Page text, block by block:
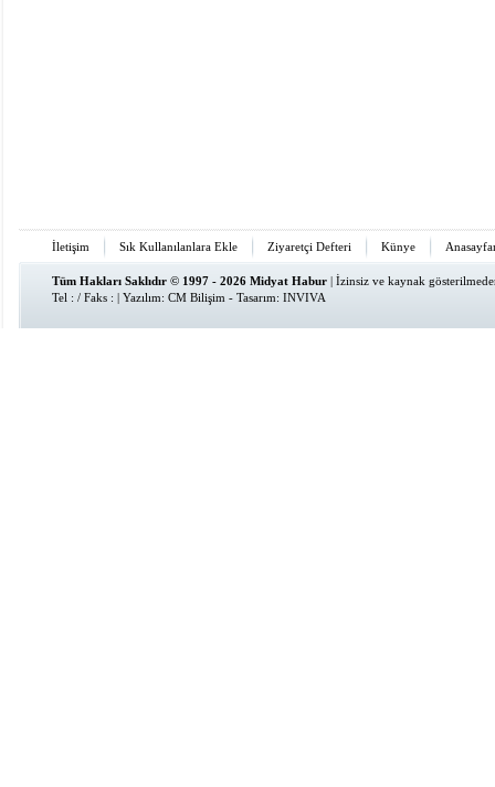
İletişim Sık Kullanılanlara Ekle Ziyaretçi Defteri Künye
Tüm Hakları Saklıdır © 1997 - 2026 Midyat Habur | İzinsiz ve kaynak
Tel : / Faks : | Yazılım: CM Bilişim - Tasarım: INVIVA